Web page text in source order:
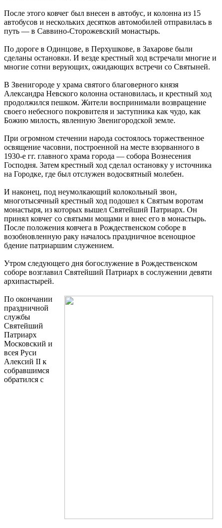
После этого ковчег был внесен в автобус, и колонна из 15
автобусов и нескольких десятков автомобилей отправилась в
путь — в Саввино-Сторожевский монастырь.
По дороге в Одинцове, в Перхушкове, в Захарове были
сделаны остановки. И везде крестный ход встречали многие и
многие сотни верующих, ожидающих встречи со Святыней.
В Звенигороде у храма святого благоверного князя
Александра Невского колонна остановилась, и крестный ход
продолжился пешком. Жители воспринимали возвращение
своего небесного покровителя и заступника как чудо, как
Божию милость, явленную Звенигородской земле.
При огромном стечении народа состоялось торжественное
освящение часовни, построенной на месте взорванного в
1930-е гг. главного храма города — собора Вознесения
Господня. Затем крестный ход сделал остановку у источника
на Городке, где был отслужен водосвятный молебен.
И наконец, под неумолкающий колокольный звон,
многотысячный крестный ход подошел к Святым воротам
монастыря, из которых вышел Святейший Патриарх. Он
принял ковчег со святыми мощами и внес его в монастырь.
После положения ковчега в Рождественском соборе в
возобновленную раку началось праздничное всенощное
бдение патриаршим служением.
Утром следующего дня богослужение в Рождественском
соборе возглавил Святейший Патриарх в сослужении девяти
архипастырей.
По окончании
праздничной
службы
Святейший
Патриарх
Московский и
всея Руси
Алексий II к
собравшимся
обратился с